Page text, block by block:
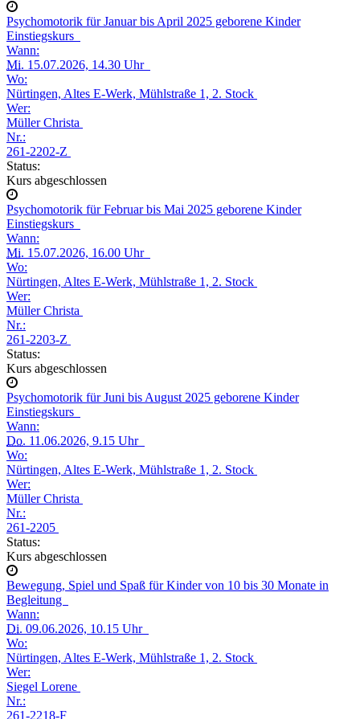
Psychomotorik für Januar bis April 2025 geborene Kinder
Einstiegskurs
Wann:
Mi. 15.07.2026, 14.30 Uhr
Wo:
Nürtingen, Altes E-Werk, Mühlstraße 1, 2. Stock
Wer:
Müller Christa
Nr.:
261-2202-Z
Status:
Kurs abgeschlossen
Psychomotorik für Februar bis Mai 2025 geborene Kinder
Einstiegskurs
Wann:
Mi. 15.07.2026, 16.00 Uhr
Wo:
Nürtingen, Altes E-Werk, Mühlstraße 1, 2. Stock
Wer:
Müller Christa
Nr.:
261-2203-Z
Status:
Kurs abgeschlossen
Psychomotorik für Juni bis August 2025 geborene Kinder
Einstiegskurs
Wann:
Do. 11.06.2026, 9.15 Uhr
Wo:
Nürtingen, Altes E-Werk, Mühlstraße 1, 2. Stock
Wer:
Müller Christa
Nr.:
261-2205
Status:
Kurs abgeschlossen
Bewegung, Spiel und Spaß für Kinder von 10 bis 30 Monate in
Begleitung
Wann:
Di. 09.06.2026, 10.15 Uhr
Wo:
Nürtingen, Altes E-Werk, Mühlstraße 1, 2. Stock
Wer:
Siegel Lorene
Nr.:
261-2218-F